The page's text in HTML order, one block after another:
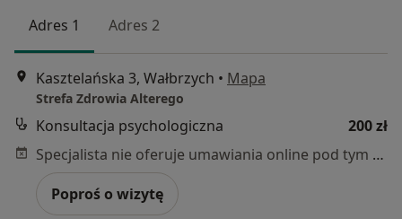
Adres 1 Adres 2
Kasztelańska 3, Wałbrzych • Mapa
Strefa Zdrowia Alterego
Konsultacja psychologiczna
200 zł
Specjalista nie oferuje umawiania online pod tym adresem.
Poproś o wizytę